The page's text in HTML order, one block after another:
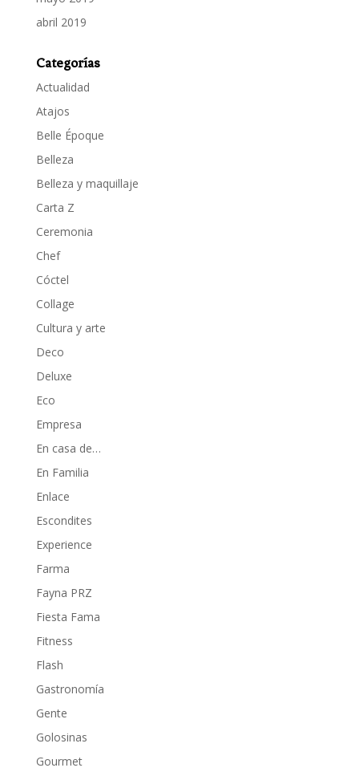
abril 2019
Categorías
Actualidad
Atajos
Belle Époque
Belleza
Belleza y maquillaje
Carta Z
Ceremonia
Chef
Cóctel
Collage
Cultura y arte
Deco
Deluxe
Eco
Empresa
En casa de…
En Familia
Enlace
Escondites
Experience
Farma
Fayna PRZ
Fiesta Fama
Fitness
Flash
Gastronomía
Gente
Golosinas
Gourmet